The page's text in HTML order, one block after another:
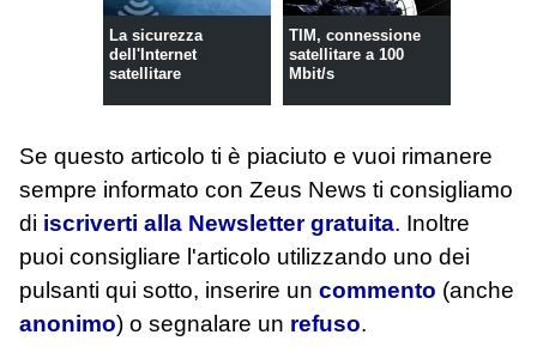
La sicurezza
dell'Internet
satellitare
TIM, connessione
satellitare a 100
Mbit/s
Se questo articolo ti è piaciuto e vuoi rimanere
sempre informato con Zeus News ti consigliamo
di iscriverti alla Newsletter gratuita. Inoltre
puoi consigliare l'articolo utilizzando uno dei
pulsanti qui sotto, inserire un commento (anche
anonimo) o segnalare un refuso.